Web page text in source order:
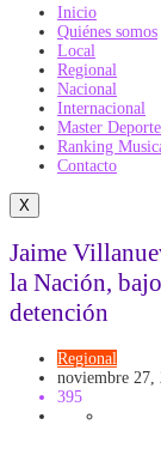
Inicio
Quiénes somos
Local
Regional
Nacional
Internacional
Master
Ranking
Contacto
X
Jaime
la Nación,
detención
Regional
noviembre 27,
395